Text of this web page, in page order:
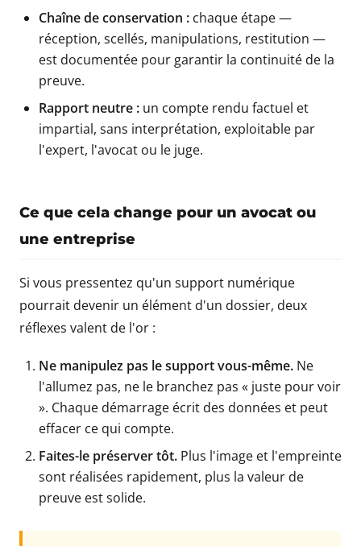
Chaîne de conservation : chaque étape —
réception, scellés, manipulations, restitution —
est documentée pour garantir la continuité de la
preuve.
Rapport neutre : un compte rendu factuel et
impartial, sans interprétation, exploitable par
l'expert, l'avocat ou le juge.
Ce que cela change pour un avocat ou
une entreprise
Si vous pressentez qu'un support numérique
pourrait devenir un élément d'un dossier, deux
réflexes valent de l'or :
Ne manipulez pas le support vous-même. Ne
l'allumez pas, ne le branchez pas « juste pour voir
». Chaque démarrage écrit des données et peut
effacer ce qui compte.
Faites-le préserver tôt. Plus l'image et l'empreinte
sont réalisées rapidement, plus la valeur de
preuve est solide.